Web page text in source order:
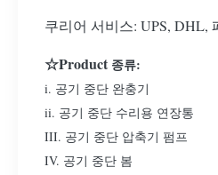
쿠리어 서비스: UPS, DHL,
☆Product 종류:
i. 공기 중단 완충기
ii. 공기 중단 수리용 연장통
III. 공기 중단 압축기 펌프
IV. 공기 중단 봄